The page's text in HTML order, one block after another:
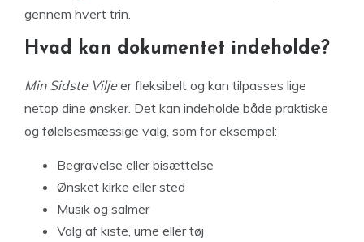
gennem hvert trin.
Hvad kan dokumentet indeholde?
Min Sidste Viljeer fleksibelt og kan tilpasses lige
netop dine ønsker. Det kan indeholde både praktiske
og følelsesmæssige valg, som for eksempel:
Begravelse eller bisættelse
Ønsket kirke eller sted
Musik og salmer
Valg af kiste, urne eller tøj